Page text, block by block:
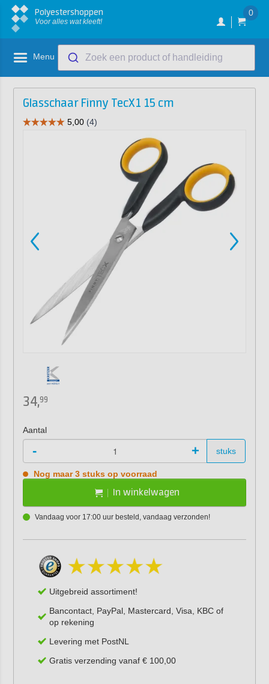
Polyestershoppen
Voor alles wat kleeft!
0
Menu Zoek een product of handleiding
Glasschaar Finny TecX1 15 cm
34,99
Aantal
- + stuks
Nog maar 3 stuks op voorraad
In winkelwagen
Vandaag voor 17:00 uur besteld, vandaag verzonden!
Uitgebreid assortiment!
Bancontact, PayPal, Mastercard, Visa, KBC of
op rekening
Levering met PostNL
Gratis verzending vanaf € 100,00